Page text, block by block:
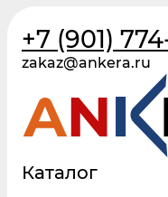
+7 (901)
zakaz@ankera.ru
Каталог